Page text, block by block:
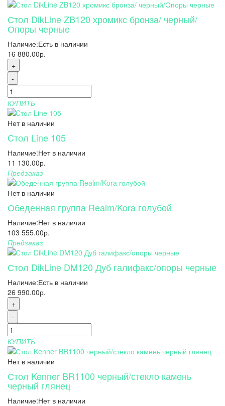
Стол DikLine ZB120 хромикс бронза/ черный/
Опоры черные
Наличие:Есть в наличии
16 880.00р.
+
-
КУПИТЬ
Нет в наличии
Cтол Line 105
Наличие:Нет в наличии
11 130.00р.
Предзаказ
Нет в наличии
Обеденная группа Realm/Kora голубой
Наличие:Нет в наличии
103 555.00р.
Предзаказ
Стол DikLine DM120 Дуб галифакс/опоры черные
Наличие:Есть в наличии
26 990.00р.
+
-
КУПИТЬ
Нет в наличии
Стол Kenner BR1100 черный/стекло камень
черный глянец
Наличие:Нет в наличии